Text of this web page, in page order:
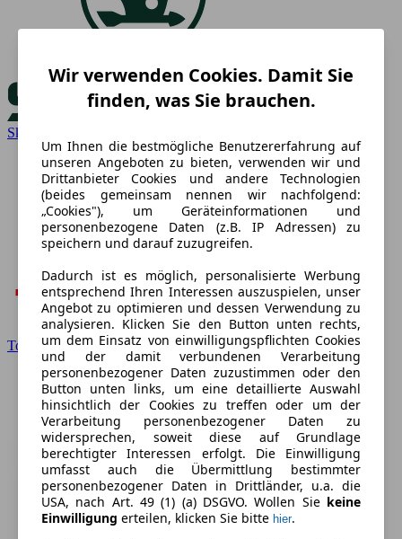
Skoda
Toyota
Wir verwenden Cookies. Damit Sie
finden, was Sie brauchen.
Um Ihnen die bestmögliche Benutzererfahrung auf
unseren Angeboten zu bieten, verwenden wir und
Drittanbieter Cookies und andere Technologien
(beides gemeinsam nennen wir nachfolgend:
„Cookies"), um Geräteinformationen und
personenbezogene Daten (z.B. IP Adressen) zu
speichern und darauf zuzugreifen.
Dadurch ist es möglich, personalisierte Werbung
entsprechend Ihren Interessen auszuspielen, unser
Angebot zu optimieren und dessen Verwendung zu
analysieren. Klicken Sie den Button unten rechts,
um dem Einsatz von einwilligungspflichten Cookies
und der damit verbundenen Verarbeitung
personenbezogener Daten zuzustimmen oder den
Button unten links, um eine detaillierte Auswahl
hinsichtlich der Cookies zu treffen oder um der
Verarbeitung personenbezogener Daten zu
widersprechen, soweit diese auf Grundlage
berechtigter Interessen erfolgt. Die Einwilligung
umfasst auch die Übermittlung bestimmter
personenbezogener Daten in Drittländer, u.a. die
USA, nach Art. 49 (1) (a) DSGVO. Wollen Sie keine
Einwilligung erteilen, klicken Sie bitte hier.